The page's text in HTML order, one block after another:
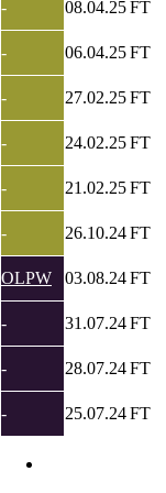
- 08.04.25FT
- 06.04.25FT
- 27.02.25FT
- 24.02.25FT
- 21.02.25FT
- 26.10.24FT
OLPW 03.08.24FT
- 31.07.24FT
- 28.07.24FT
- 25.07.24FT